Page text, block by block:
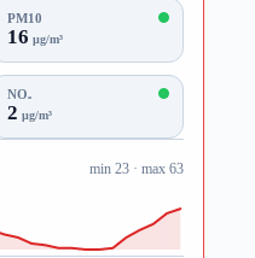
PM10
16 µg/m³
NO₂
2 µg/m³
min 23 · max 63